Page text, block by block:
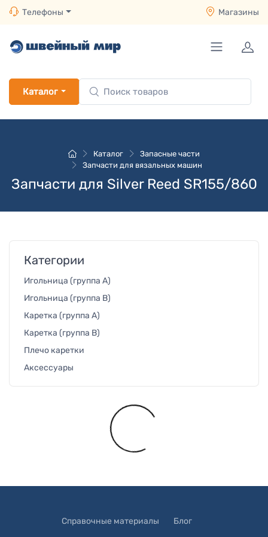
Телефоны Магазины
Каталог
Каталог
Запасные части
Запчасти для вязальных машин
Запчасти для Silver Reed SR155/860
Категории
Игольница (группа A)
Игольница (группа B)
Каретка (группа A)
Каретка (группа B)
Плечо каретки
Аксессуары
Загружается...
Справочные материалы Блог